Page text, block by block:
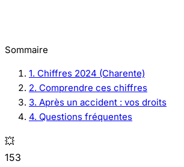
Sommaire
1. Chiffres 2024 (Charente)
2. Comprendre ces chiffres
3. Après un accident : vos droits
4. Questions fréquentes
💥
153